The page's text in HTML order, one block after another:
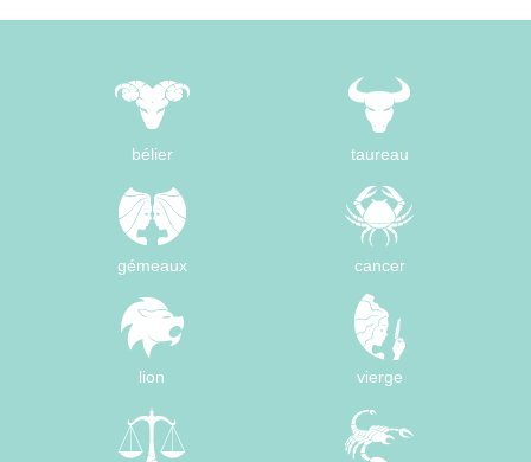
bélier taureau
gémeaux cancer
lion vierge